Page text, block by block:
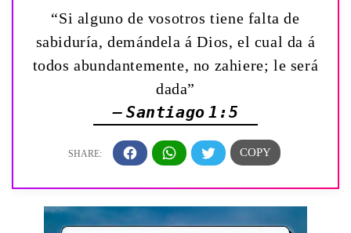
“Si alguno de vosotros tiene falta de
sabiduría, demándela á Dios, el cual da á
todos abundantemente, no zahiere; le será
dada”
— Santiago 1:5